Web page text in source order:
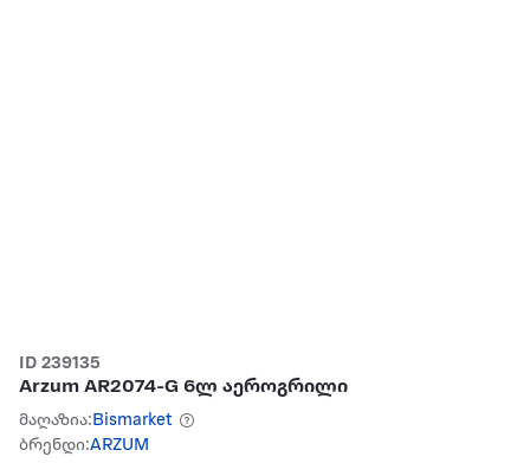
ID 239135
Arzum AR2074-G 6ლ აეროგრილი
მაღაზია: Bismarket
ბრენდი:ARZUM